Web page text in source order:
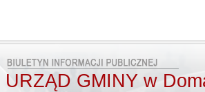
URZĄD GMINY w